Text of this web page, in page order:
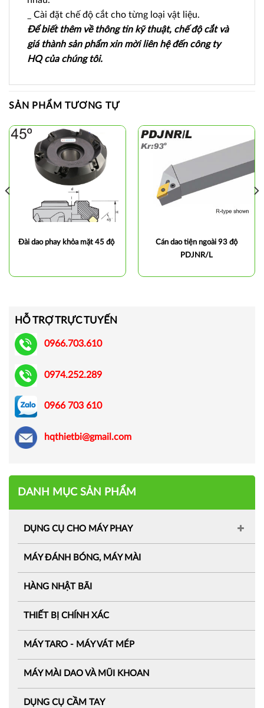
_ Cài đặt chế độ cắt cho từng loại vật liệu.
Để biết thêm về thông tin kỹ thuật, chế độ cắt và
giá thành sản phẩm xin mời liên hệ đến công ty
HQ của chúng tôi.
SẢN PHẨM TƯƠNG TỰ
Đài dao phay khỏa mặt 45 độ
Cán dao tiện ngoài 93 độ
PDJNR/L
HỖ TRỢ TRỰC TUYẾN
0966.703.610
0974.252.289
0966 703 610
hqthietbi@gmail.com
DANH MỤC SẢN PHẨM
DỤNG CỤ CHO MÁY PHAY
MÁY ĐÁNH BÓNG, MÁY MÀI
HÀNG NHẬT BÃI
THIẾT BỊ CHÍNH XÁC
MÁY TARO - MÁY VÁT MÉP
MÁY MÀI DAO VÀ MŨI KHOAN
DỤNG CỤ CẦM TAY